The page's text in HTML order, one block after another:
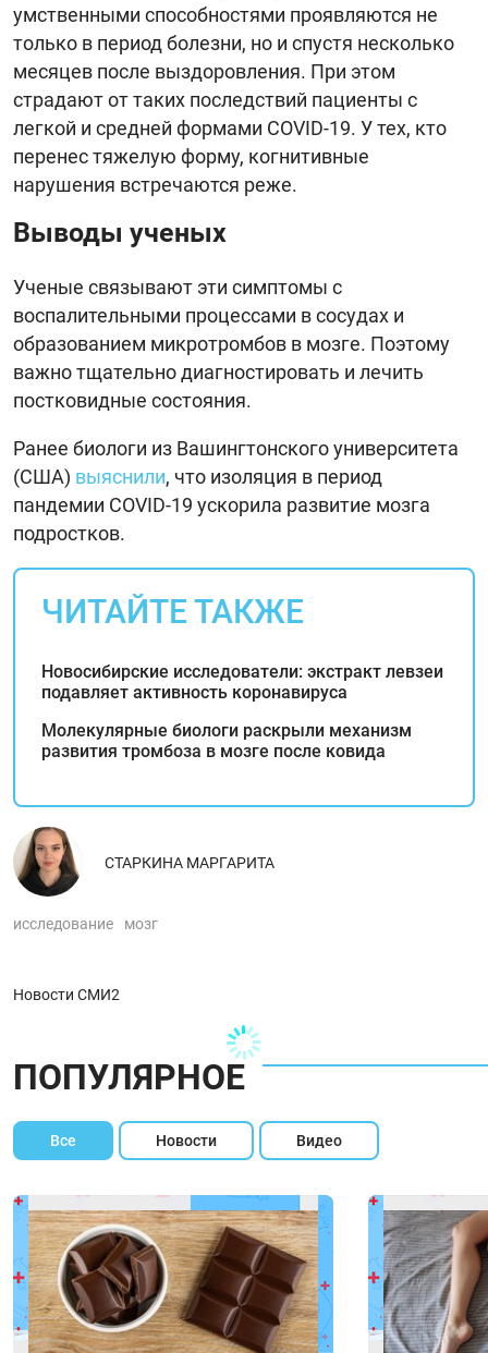
умственными способностями проявляются не
только в период болезни, но и спустя несколько
месяцев после выздоровления. При этом
страдают от таких последствий пациенты с
легкой и средней формами COVID-19. У тех, кто
перенес тяжелую форму, когнитивные
нарушения встречаются реже.
Выводы ученых
Ученые связывают эти симптомы с
воспалительными процессами в сосудах и
образованием микротромбов в мозге. Поэтому
важно тщательно диагностировать и лечить
постковидные состояния.
Ранее биологи из Вашингтонского университета
(США) выяснили, что изоляция в период
пандемии COVID-19 ускорила развитие мозга
подростков.
ЧИТАЙТЕ ТАКЖЕ
Новосибирские исследователи: экстракт левзеи
подавляет активность коронавируса
Молекулярные биологи раскрыли механизм
развития тромбоза в мозге после ковида
СТАРКИНА МАРГАРИТА
исследование мозг
Новости СМИ2
ПОПУЛЯРНОЕ
Все Новости Видео